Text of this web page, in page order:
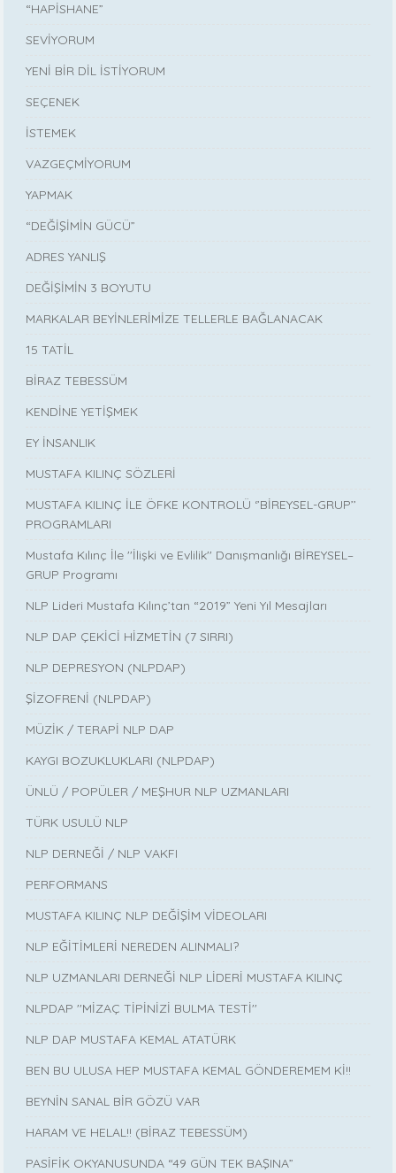
“HAPİSHANE”
SEVİYORUM
YENİ BİR DİL İSTİYORUM
SEÇENEK
İSTEMEK
VAZGEÇMİYORUM
YAPMAK
“DEĞİŞİMİN GÜCÜ”
ADRES YANLIŞ
DEĞİŞİMİN 3 BOYUTU
MARKALAR BEYİNLERİMİZE TELLERLE BAĞLANACAK
15 TATİL
BİRAZ TEBESSÜM
KENDİNE YETİŞMEK
EY İNSANLIK
MUSTAFA KILINÇ SÖZLERİ
MUSTAFA KILINÇ İLE ÖFKE KONTROLÜ ‘’BİREYSEL-GRUP’’
PROGRAMLARI
Mustafa Kılınç İle ''İlişki ve Evlilik'' Danışmanlığı BİREYSEL–
GRUP Programı
NLP Lideri Mustafa Kılınç’tan “2019” Yeni Yıl Mesajları
NLP DAP ÇEKİCİ HİZMETİN (7 SIRRI)
NLP DEPRESYON (NLPDAP)
ŞİZOFRENİ (NLPDAP)
MÜZİK / TERAPİ NLP DAP
KAYGI BOZUKLUKLARI (NLPDAP)
ÜNLÜ / POPÜLER / MEŞHUR NLP UZMANLARI
TÜRK USULÜ NLP
NLP DERNEĞİ / NLP VAKFI
PERFORMANS
MUSTAFA KILINÇ NLP DEĞİŞİM VİDEOLARI
NLP EĞİTİMLERİ NEREDEN ALINMALI?
NLP UZMANLARI DERNEĞİ NLP LİDERİ MUSTAFA KILINÇ
NLPDAP ''MİZAÇ TİPİNİZİ BULMA TESTİ''
NLP DAP MUSTAFA KEMAL ATATÜRK
BEN BU ULUSA HEP MUSTAFA KEMAL GÖNDEREMEM Kİ!!
BEYNİN SANAL BİR GÖZÜ VAR
HARAM VE HELAL!! (BİRAZ TEBESSÜM)
PASİFİK OKYANUSUNDA “49 GÜN TEK BAŞINA”